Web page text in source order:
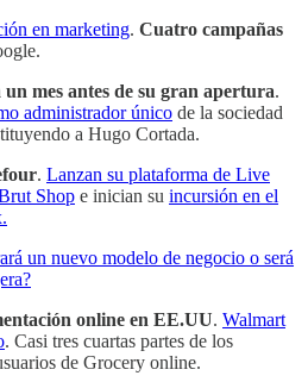
en marketing. Cuatro campañas
mes antes de su gran apertura.
administrador único de la sociedad
a Hugo Cortada.
. Lanzan su plataforma de Live
Shop e inician su incursión en el
un nuevo modelo de negocio o será
online en EE.UU. Walmart
. Casi tres cuartas partes de los
de Grocery online.